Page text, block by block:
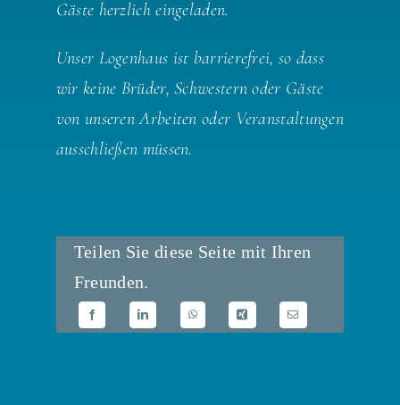
Gäste herzlich eingeladen.
Unser Logenhaus ist barrierefrei, so dass
wir keine Brüder, Schwestern oder Gäste
von unseren Arbeiten oder Veranstaltungen
ausschließen müssen.
Teilen Sie diese Seite mit Ihren
Freunden.